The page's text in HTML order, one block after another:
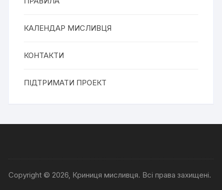
КАЛЕНДАР МИСЛИВЦЯ
КОНТАКТИ
ПІДТРИМАТИ ПРОЕКТ
Copyright © 2026, Криниця мисливця. Всі права захищені.